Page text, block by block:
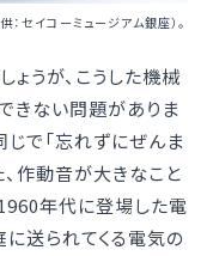
セイコーミュージアム銀座）。
ょうが、こうした機械
きない問題がありま
で「忘れずにぜんま
作動音が大きなこと
年代に登場した電
送られてくる電気の